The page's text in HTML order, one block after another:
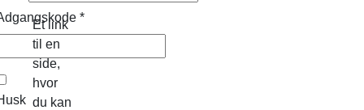
*
Et link
til en
side,
hvor
du kan